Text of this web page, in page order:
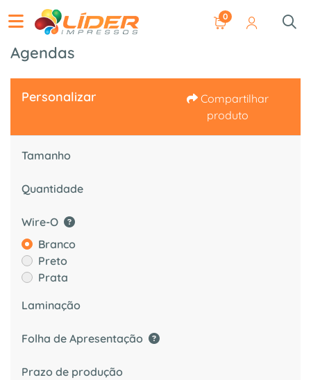
0
Agendas
Personalizar
Compartilhar
produto
Tamanho
Quantidade
Wire-O
Branco
Preto
Prata
Laminação
Folha de Apresentação
Prazo de produção